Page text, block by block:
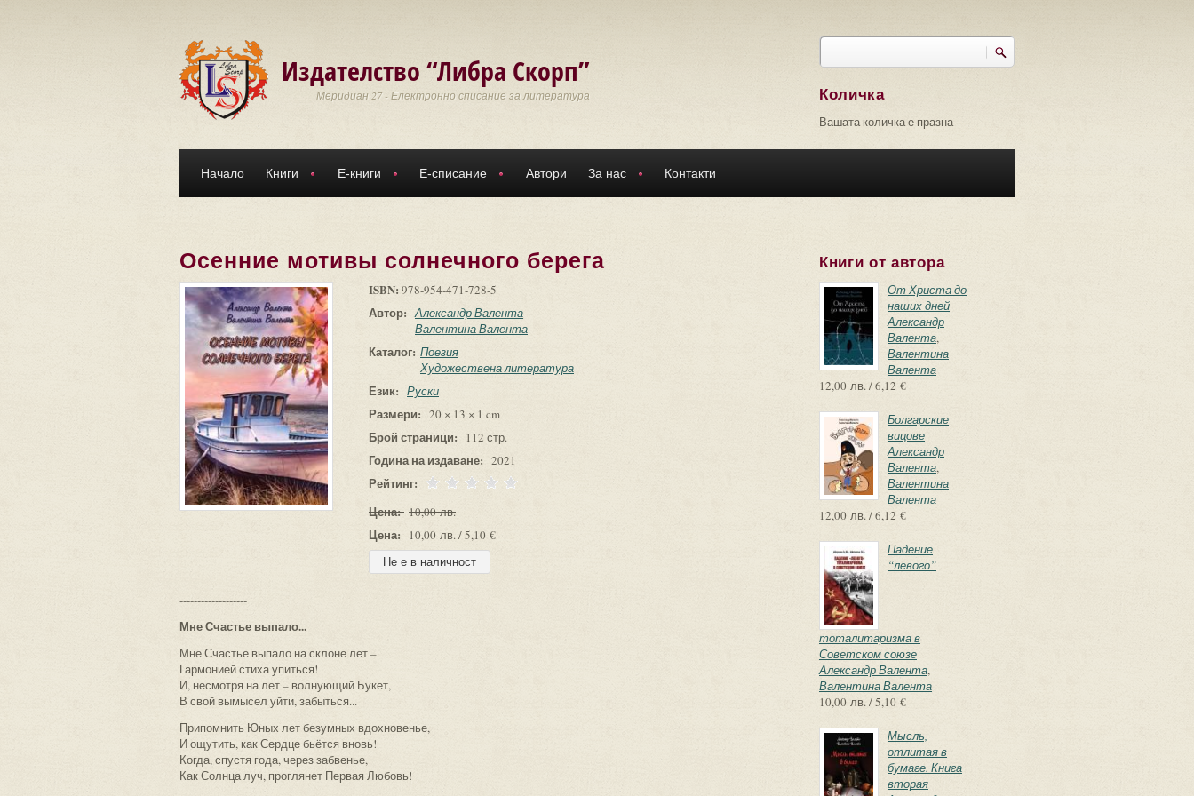
Издателство “Либра Скорп”
Меридиан 27 - Електронно списание за литература
Търси
Количка
Вашата количка е празна
Начало Книги Е-книги Е-списание Автори За нас Контакти
Осенние мотивы солнечного берега
ISBN: 978-954-471-728-5
Автор: Александр Валента
Валентина Валента
Каталог: Поезия
Художествена литература
Език: Руски
Размери: 20 × 13 × 1 cm
Брой страници: 112 стр.
Година на издаване: 2021
Рейтинг:
Цена: 10,00 лв.
Цена: 10,00 лв. / 5,10 €
-------------------
Мне Счастье выпало...
Мне Счастье выпало на склоне лет –
Гармонией стиха упиться!
И, несмотря на лет – волнующий Букет,
В свой вымысел уйти, забыться...
Припомнить Юных лет безумных вдохновенье,
И ощутить, как Сердце бьётся вновь!
Когда, спустя года, через забвенье,
Как Солнца луч, проглянет Первая Любовь!
Книги от автора
От Христа до
наших дней
Александр
Валента,
Валентина
Валента
12,00 лв. / 6,12 €
Болгарские
вицове
Александр
Валента,
Валентина
Валента
12,00 лв. / 6,12 €
Падение
“левого”
тоталитаризма в
Советском союзе
Александр Валента,
Валентина Валента
10,00 лв. / 5,10 €
Мысль,
отлитая в
бумаге. Книга
вторая